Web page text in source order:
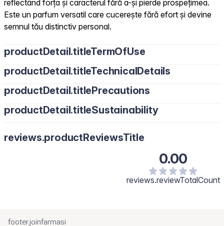
reflectând forța și caracterul fără a-și pierde prospețimea.
Este un parfum versatil care cucerește fără efort și devine
semnul tău distinctiv personal.
productDetail.titleTermOfUse
productDetail.titleTechnicalDetails
productDetail.titlePrecautions
productDetail.titleSustainability
reviews.productReviewsTitle
0.00
reviews.reviewTotalCount
footer.joinfarmasi